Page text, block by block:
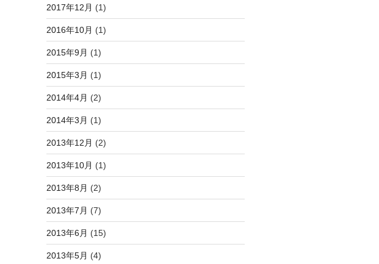
2017年12月 (1)
2016年10月 (1)
2015年9月 (1)
2015年3月 (1)
2014年4月 (2)
2014年3月 (1)
2013年12月 (2)
2013年10月 (1)
2013年8月 (2)
2013年7月 (7)
2013年6月 (15)
2013年5月 (4)